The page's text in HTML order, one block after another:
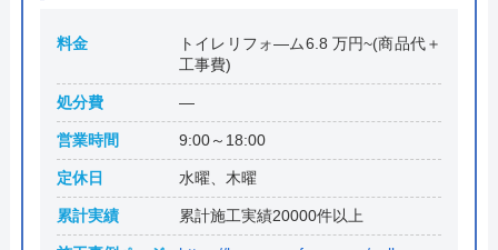
料金
トイレリフォ―ム6.8 万円~(商品代＋
工事費)
処分費 ―
営業時間 9:00～18:00
定休日 水曜、木曜
累計実績 累計施工実績20000件以上